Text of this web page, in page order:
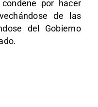
por hacer
de las
del Gobierno